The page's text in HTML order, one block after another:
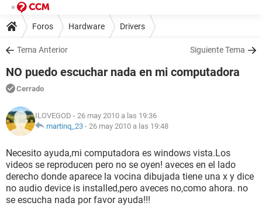
Foros Hardware Drivers
Tema Anterior Siguiente Tema
NO puedo escuchar nada en mi computadora
Cerrado
ILOVEGOD - 26 may 2010 a las 19:36
martinq_23 - 26 may 2010 a las 19:48
Necesito ayuda,mi computadora es windows vista.Los
videos se reproducen pero no se oyen! aveces en el lado
derecho donde aparece la vocina dibujada tiene una x y dice
no audio device is installed,pero aveces no,como ahora. no
se escucha nada por favor ayuda!!!